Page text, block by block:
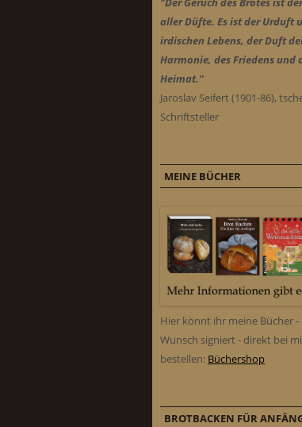
aller Düfte. Es ist der Urduft
irdischen Lebens, der Duft
Harmonie, des Friedens und
Heimat."
Jaroslav Seifert (1901-86),
Schriftsteller
MEINE BÜCHER
Hier könnt ihr meine Bücher -
Wunsch signiert - direkt bei
bestellen: Büchershop
BROTBACKEN FÜR